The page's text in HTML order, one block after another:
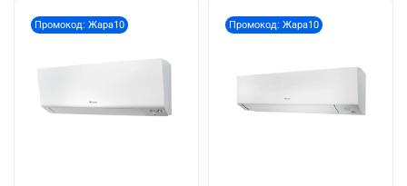
Промокод: Жара10 Промокод: Жара10